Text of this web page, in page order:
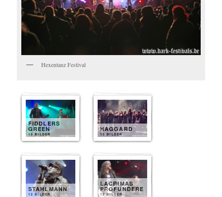
Hexentanz Festival
FIDDLERS
GREEN
15 BILDER
HAGGARD
15 BILDER
STAHLMANN
12 BILDER
LACRIMAS
PROFUNDERE
12 BILDER